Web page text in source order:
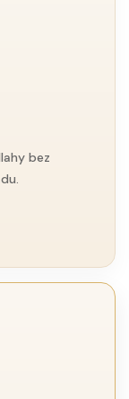
bez